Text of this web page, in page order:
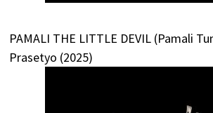
PAMALI THE LITTLE DEVIL (Pamali
Prasetyo (2025)